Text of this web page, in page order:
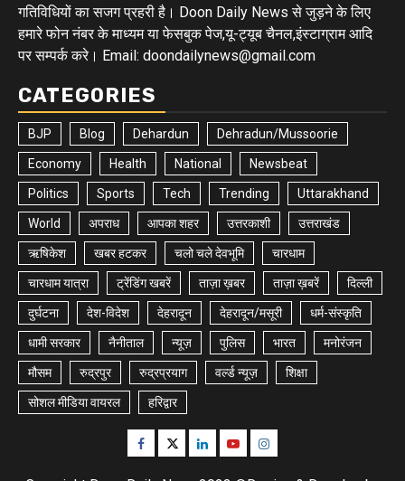
गतिविधियों का सजग प्रहरी है। Doon Daily News से जुड़ने के लिए
हमारे फोन नंबर के माध्यम या फेसबुक पेज,यू-ट्यूब चैनल,इंस्टाग्राम आदि
पर सम्पर्क करे। Email: doondailynews@gmail.com
CATEGORIES
BJP Blog Dehardun Dehradun/Mussoorie
Economy Health National Newsbeat
Politics Sports Tech Trending Uttarakhand
World अपराध आपका शहर उत्तरकाशी उत्तराखंड
ऋषिकेश खबर हटकर चलो चले देवभूमि चारधाम
चारधाम यात्रा ट्रेंडिंग खबरें ताज़ा ख़बर ताज़ा ख़बरें दिल्ली
दुर्घटना देश-विदेश देहरादून देहरादून/मसूरी धर्म-संस्कृति
धामी सरकार नैनीताल न्यूज़ पुलिस भारत मनोरंजन
मौसम रुद्रपुर रुद्रप्रयाग वर्ल्ड न्यूज़ शिक्षा
सोशल मीडिया वायरल हरिद्वार
Facebook
TwitterLinkedinYoutubeInstagram